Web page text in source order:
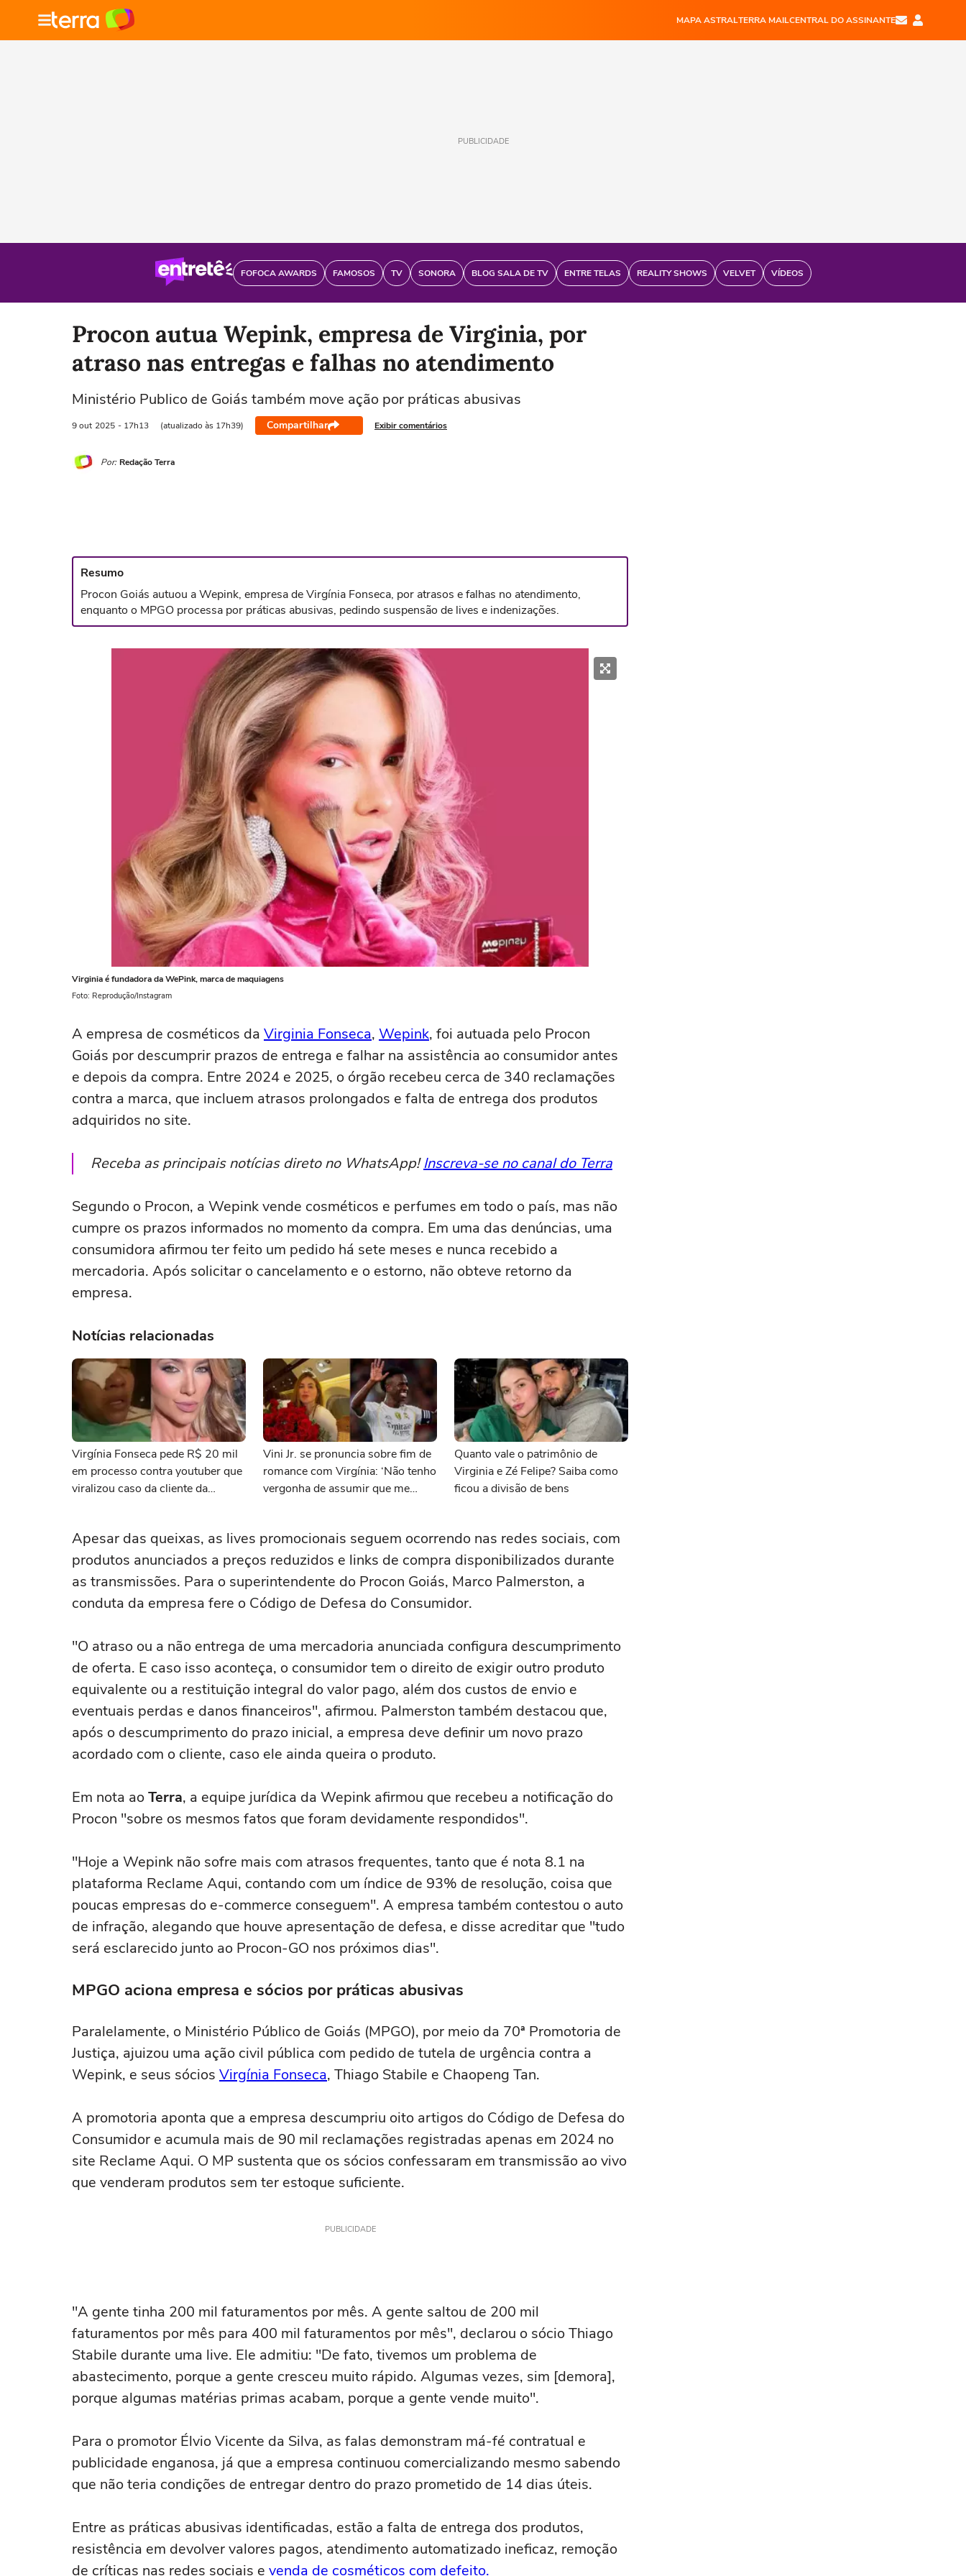
MAPA ASTRALTERRA MAILCENTRAL DO ASSINANTE
PUBLICIDADE
FOFOCA AWARDS FAMOSOS TV SONORA BLOG SALA DE TV ENTRE TELAS REALITY SHOWS VELVET VÍDEOS
Procon autua Wepink, empresa de Virginia, por
atraso nas entregas e falhas no atendimento
Ministério Publico de Goiás também move ação por práticas abusivas
9 out 2025 - 17h13 (atualizado às 17h39) Compartilhar Exibir comentários
Por: Redação Terra
Resumo
Procon Goiás autuou a Wepink, empresa de Virgínia Fonseca, por atrasos e falhas no atendimento,
enquanto o MPGO processa por práticas abusivas, pedindo suspensão de lives e indenizações.
Virginia é fundadora da WePink, marca de maquiagens
Foto: Reprodução/Instagram
A empresa de cosméticos da Virginia Fonseca, Wepink, foi autuada pelo Procon
Goiás por descumprir prazos de entrega e falhar na assistência ao consumidor antes
e depois da compra. Entre 2024 e 2025, o órgão recebeu cerca de 340 reclamações
contra a marca, que incluem atrasos prolongados e falta de entrega dos produtos
adquiridos no site.
Receba as principais notícias direto no WhatsApp!Inscreva-se no canal do Terra
Segundo o Procon, a Wepink vende cosméticos e perfumes em todo o país, mas não
cumpre os prazos informados no momento da compra. Em uma das denúncias, uma
consumidora afirmou ter feito um pedido há sete meses e nunca recebido a
mercadoria. Após solicitar o cancelamento e o estorno, não obteve retorno da
empresa.
Notícias relacionadas
Virgínia Fonseca pede R$ 20 mil
em processo contra youtuber que
viralizou caso da cliente da
Vini Jr. se pronuncia sobre fim de
romance com Virgínia: ‘Não tenho
vergonha de assumir que me
Quanto vale o patrimônio de
Virginia e Zé Felipe? Saiba como
ficou a divisão de bens
Apesar das queixas, as lives promocionais seguem ocorrendo nas redes sociais, com
produtos anunciados a preços reduzidos e links de compra disponibilizados durante
as transmissões. Para o superintendente do Procon Goiás, Marco Palmerston, a
conduta da empresa fere o Código de Defesa do Consumidor.
"O atraso ou a não entrega de uma mercadoria anunciada configura descumprimento
de oferta. E caso isso aconteça, o consumidor tem o direito de exigir outro produto
equivalente ou a restituição integral do valor pago, além dos custos de envio e
eventuais perdas e danos financeiros", afirmou. Palmerston também destacou que,
após o descumprimento do prazo inicial, a empresa deve definir um novo prazo
acordado com o cliente, caso ele ainda queira o produto.
Em nota aoTerra, a equipe jurídica da Wepink afirmou que recebeu a notificação do
Procon "sobre os mesmos fatos que foram devidamente respondidos".
"Hoje a Wepink não sofre mais com atrasos frequentes, tanto que é nota 8.1 na
plataforma Reclame Aqui, contando com um índice de 93% de resolução, coisa que
poucas empresas do e-commerce conseguem". A empresa também contestou o auto
de infração, alegando que houve apresentação de defesa, e disse acreditar que "tudo
será esclarecido junto ao Procon-GO nos próximos dias".
MPGO aciona empresa e sócios por práticas abusivas
Paralelamente, o Ministério Público de Goiás (MPGO), por meio da 70ª Promotoria de
Justiça, ajuizou uma ação civil pública com pedido de tutela de urgência contra a
Wepink, e seus sócios Virgínia Fonseca, Thiago Stabile e Chaopeng Tan.
A promotoria aponta que a empresa descumpriu oito artigos do Código de Defesa do
Consumidor e acumula mais de 90 mil reclamações registradas apenas em 2024 no
site Reclame Aqui. O MP sustenta que os sócios confessaram em transmissão ao vivo
que venderam produtos sem ter estoque suficiente.
PUBLICIDADE
"A gente tinha 200 mil faturamentos por mês. A gente saltou de 200 mil
faturamentos por mês para 400 mil faturamentos por mês", declarou o sócio Thiago
Stabile durante uma live. Ele admitiu: "De fato, tivemos um problema de
abastecimento, porque a gente cresceu muito rápido. Algumas vezes, sim [demora],
porque algumas matérias primas acabam, porque a gente vende muito".
Para o promotor Élvio Vicente da Silva, as falas demonstram má-fé contratual e
publicidade enganosa, já que a empresa continuou comercializando mesmo sabendo
que não teria condições de entregar dentro do prazo prometido de 14 dias úteis.
Entre as práticas abusivas identificadas, estão a falta de entrega dos produtos,
resistência em devolver valores pagos, atendimento automatizado ineficaz, remoção
de críticas nas redes sociais e venda de cosméticos com defeito.